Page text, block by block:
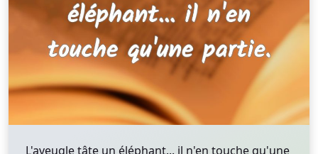
L'aveugle tâte un éléphant... il n'en touche qu'une